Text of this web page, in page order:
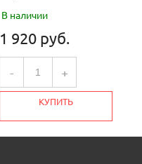
В наличии
1 920 руб.
- +
КУПИТЬ